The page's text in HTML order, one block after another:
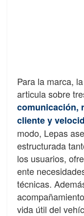
Para la marca,
articula sobre
comunicación,
cliente y
modo, Lepas
estructurada
los usuarios,
ente
técnicas.
vida útil del